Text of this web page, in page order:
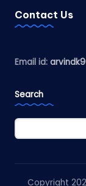
Contact Us
Email id:
Search
Copyright